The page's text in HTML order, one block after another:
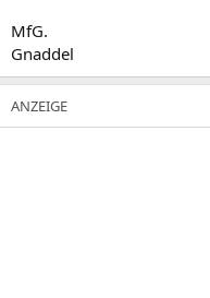
MfG.
Gnaddel